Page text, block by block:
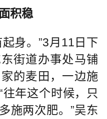
积稳
身。”3月11日下
街道办事处马铺
的麦田，一边施
年这个时候，只
施两次肥。”吴东